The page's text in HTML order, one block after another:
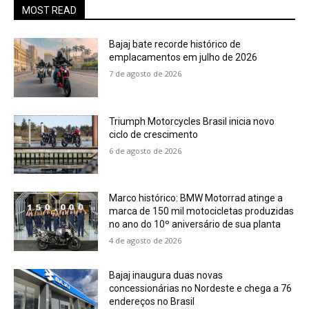
MOST READ
Bajaj bate recorde histórico de
emplacamentos em julho de 2026
7 de agosto de 2026
Triumph Motorcycles Brasil inicia novo
ciclo de crescimento
6 de agosto de 2026
Marco histórico: BMW Motorrad atinge a
marca de 150 mil motocicletas produzidas
no ano do 10º aniversário de sua planta
4 de agosto de 2026
Bajaj inaugura duas novas
concessionárias no Nordeste e chega a 76
endereços no Brasil